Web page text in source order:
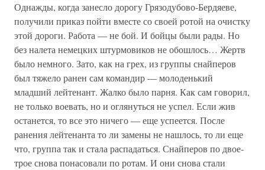
Однажды, когда занесло дорогу Грязодубово-Бердяеве,
получили приказ пойти вместе со своей ротой на очистку
этой дороги. Работа — не бой. И бойцы были рады. Но
без налета немецких штурмовиков не обошлось… Жертв
было немного. Зато, как на грех, из группы снайперов
был тяжело ранен сам командир — молоденький
младший лейтенант. Жалко было парня. Как сам говорил,
не только воевать, но и оглянуться не успел. Если жив
останется, то все это ничего — еще успеется. После
ранения лейтенанта то ли замены не нашлось, то ли еще
что, группа так и стала распадаться. Снайперов по двое-
трое снова понасовали по ротам. И они снова стали